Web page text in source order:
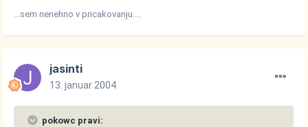
...sem nenehno v pricakovanju....
jasinti
13. januar 2004
pokowc pravi: